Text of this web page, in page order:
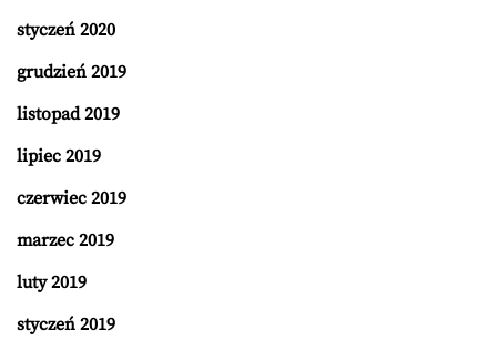
styczeń 2020
grudzień 2019
listopad 2019
lipiec 2019
czerwiec 2019
marzec 2019
luty 2019
styczeń 2019